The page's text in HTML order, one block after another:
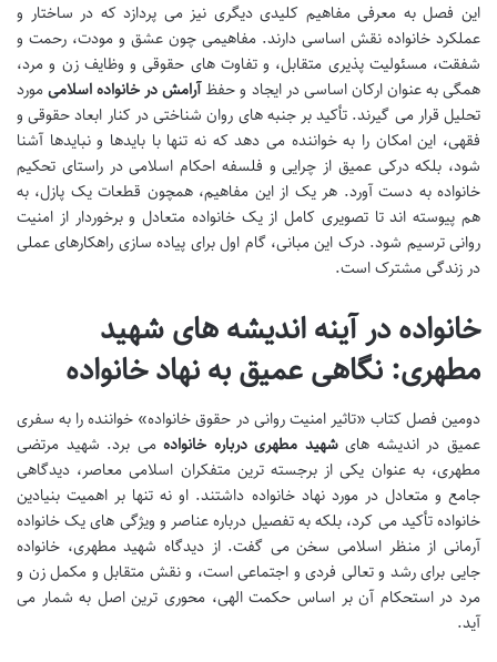
این فصل به معرفی مفاهیم کلیدی دیگری نیز می پردازد که در ساختار و
عملکرد خانواده نقش اساسی دارند. مفاهیمی چون عشق و مودت، رحمت و
شفقت، مسئولیت پذیری متقابل، و تفاوت های حقوقی و وظایف زن و مرد،
همگی به عنوان ارکان اساسی در ایجاد و حفظآرامش در خانواده اسلامیمورد
تحلیل قرار می گیرند. تأکید بر جنبه های روان شناختی در کنار ابعاد حقوقی و
فقهی، این امکان را به خواننده می دهد که نه تنها با بایدها و نبایدها آشنا
شود، بلکه درکی عمیق از چرایی و فلسفه احکام اسلامی در راستای تحکیم
خانواده به دست آورد. هر یک از این مفاهیم، همچون قطعات یک پازل، به
هم پیوسته اند تا تصویری کامل از یک خانواده متعادل و برخوردار از امنیت
روانی ترسیم شود. درک این مبانی، گام اول برای پیاده سازی راهکارهای عملی
در زندگی مشترک است.
خانواده در آینه اندیشه های شهید
مطهری: نگاهی عمیق به نهاد خانواده
دومین فصل کتاب «تاثیر امنیت روانی در حقوق خانواده» خواننده را به سفری
عمیق در اندیشه هایشهید مطهری درباره خانوادهمی برد. شهید مرتضی
مطهری، به عنوان یکی از برجسته ترین متفکران اسلامی معاصر، دیدگاهی
جامع و متعادل در مورد نهاد خانواده داشتند. او نه تنها بر اهمیت بنیادین
خانواده تأکید می کرد، بلکه به تفصیل درباره عناصر و ویژگی های یک خانواده
آرمانی از منظر اسلامی سخن می گفت. از دیدگاه شهید مطهری، خانواده
جایی برای رشد و تعالی فردی و اجتماعی است، و نقش متقابل و مکمل زن و
مرد در استحکام آن بر اساس حکمت الهی، محوری ترین اصل به شمار می
آید.